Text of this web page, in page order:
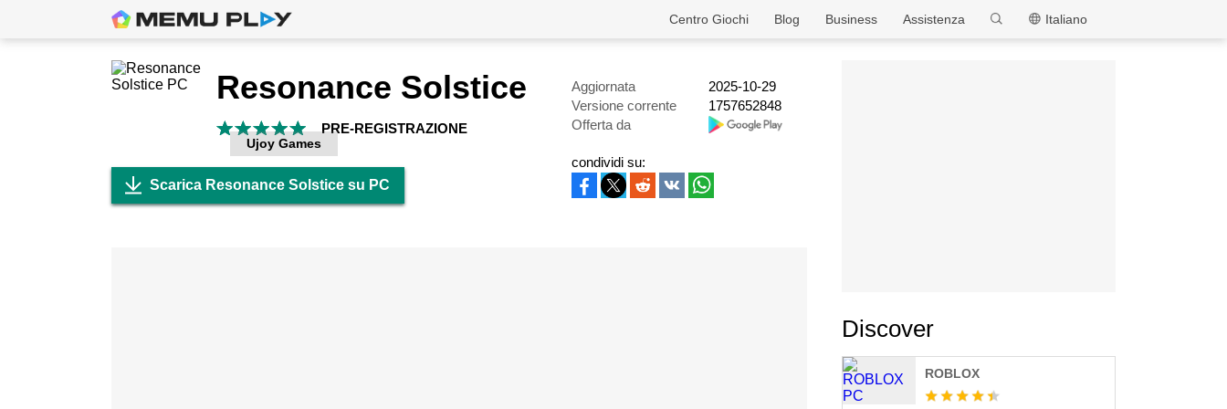
MEmu
Italiano
Assistenza
Business
Blog
Centro Giochi
Resonance Solstice
PRE-REGISTRAZIONE
Ujoy Games
Aggiornata
2025-10-29
Versione corrente
1757652848
Offerta da
Scarica Resonance Solstice su PC
condividi su:
Discover
ROBLOX